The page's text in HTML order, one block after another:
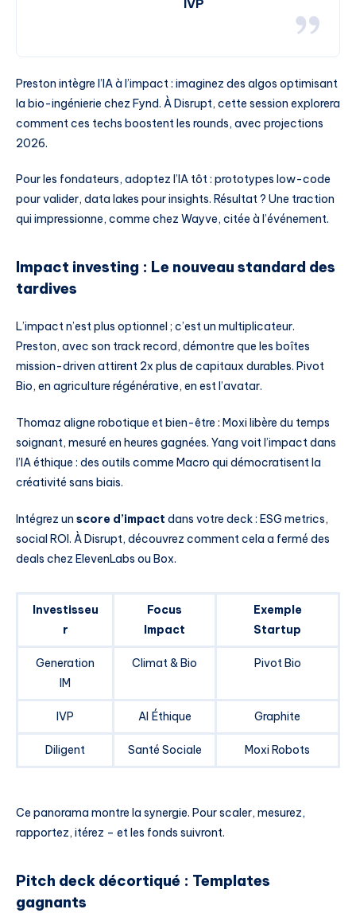
IVP
Preston intègre l’IA à l’impact : imaginez des algos optimisant
la bio-ingénierie chez Fynd. À Disrupt, cette session explorera
comment ces techs boostent les rounds, avec projections
2026.
Pour les fondateurs, adoptez l’IA tôt : prototypes low-code
pour valider, data lakes pour insights. Résultat ? Une traction
qui impressionne, comme chez Wayve, citée à l’événement.
Impact investing : Le nouveau standard des
tardives
L’impact n’est plus optionnel ; c’est un multiplicateur.
Preston, avec son track record, démontre que les boîtes
mission-driven attirent 2x plus de capitaux durables. Pivot
Bio, en agriculture régénérative, en est l’avatar.
Thomaz aligne robotique et bien-être : Moxi libère du temps
soignant, mesuré en heures gagnées. Yang voit l’impact dans
l’IA éthique : des outils comme Macro qui démocratisent la
créativité sans biais.
Intégrez un score d’impact dans votre deck : ESG metrics,
social ROI. À Disrupt, découvrez comment cela a fermé des
deals chez ElevenLabs ou Box.
Investisseu
r
Focus
Impact
Exemple
Startup
Generation
IM
Climat & Bio Pivot Bio
IVP AI Éthique Graphite
Diligent Santé Sociale Moxi Robots
Ce panorama montre la synergie. Pour scaler, mesurez,
rapportez, itérez – et les fonds suivront.
Pitch deck décortiqué : Templates
gagnants